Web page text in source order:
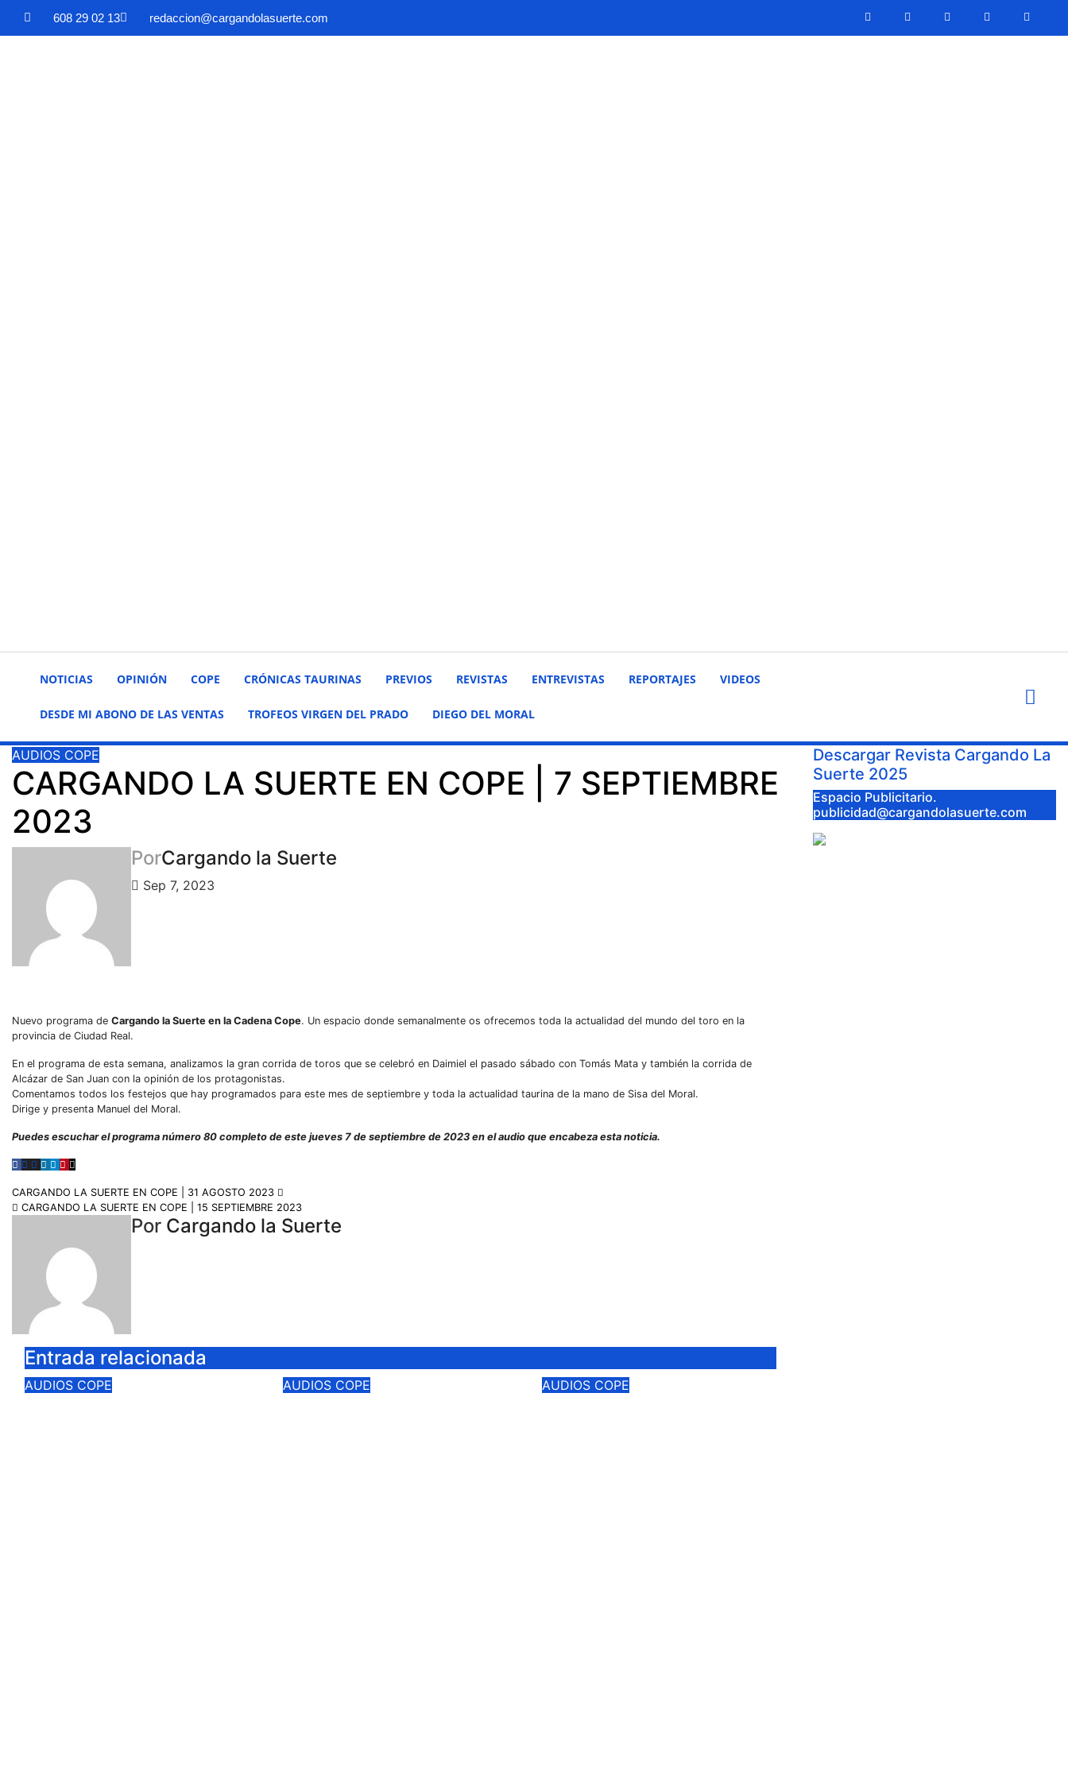
608 29 02 13 redaccion@cargandolasuerte.com
NOTICIAS OPINIÓN COPE CRÓNICAS TAURINAS PREVIOS REVISTAS ENTREVISTAS REPORTAJES VIDEOS
DESDE MI ABONO DE LAS VENTAS TROFEOS VIRGEN DEL PRADO DIEGO DEL MORAL
AUDIOS COPE
CARGANDO LA SUERTE EN COPE | 7 SEPTIEMBRE
2023
PorCargando la Suerte
Sep 7, 2023
Nuevo programa de Cargando la Suerte en la Cadena Cope. Un espacio donde semanalmente os ofrecemos toda la actualidad del mundo del toro en la
provincia de Ciudad Real.
En el programa de esta semana, analizamos la gran corrida de toros que se celebró en Daimiel el pasado sábado con Tomás Mata y también la corrida de
Alcázar de San Juan con la opinión de los protagonistas.
Comentamos todos los festejos que hay programados para este mes de septiembre y toda la actualidad taurina de la mano de Sisa del Moral.
Dirige y presenta Manuel del Moral.
Puedes escuchar el programa número 80 completo de este jueves 7 de septiembre de 2023 en el audio que encabeza esta noticia.
CARGANDO LA SUERTE EN COPE | 31 AGOSTO 2023
CARGANDO LA SUERTE EN COPE | 15 SEPTIEMBRE 2023
Por Cargando la Suerte
Entrada relacionada
AUDIOS COPE AUDIOS COPE AUDIOS COPE
Descargar Revista Cargando La
Suerte 2025
Espacio Publicitario.
publicidad@cargandolasuerte.com